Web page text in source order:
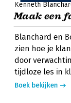
Kenneth
Maak een
Blanchard en
zien hoe je
door
tijdloze les in
Boek bekijken